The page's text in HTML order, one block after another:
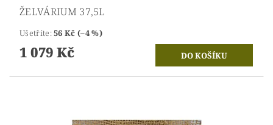
ŽELVÁRIUM 37,5L
Ušetříte:56 Kč (–4 %)
1 079 Kč